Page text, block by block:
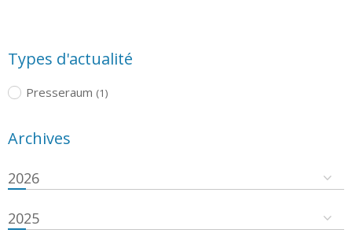
Types d'actualité
Presseraum (1)
Archives
2026
2025